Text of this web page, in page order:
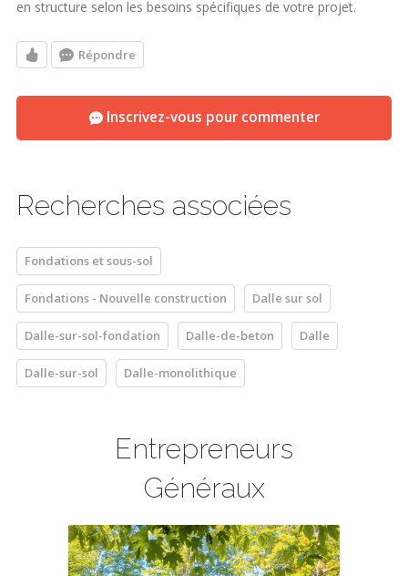
en structure selon les besoins spécifiques de votre projet.
Répondre
Inscrivez-vous pour commenter
Recherches associées
Fondations et sous-sol
Fondations - Nouvelle construction Dalle sur sol
Dalle-sur-sol-fondation Dalle-de-beton Dalle
Dalle-sur-sol Dalle-monolithique
Entrepreneurs
Généraux